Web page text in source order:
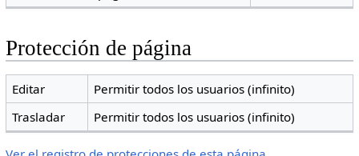
Protección de página
Editar
Permitir todos los usuarios (infinito)
Trasladar
Permitir todos los usuarios (infinito)